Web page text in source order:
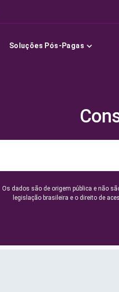
Soluções Pós-Pagas
Os dados são de origem pública e não
legislação brasileira e o direito de